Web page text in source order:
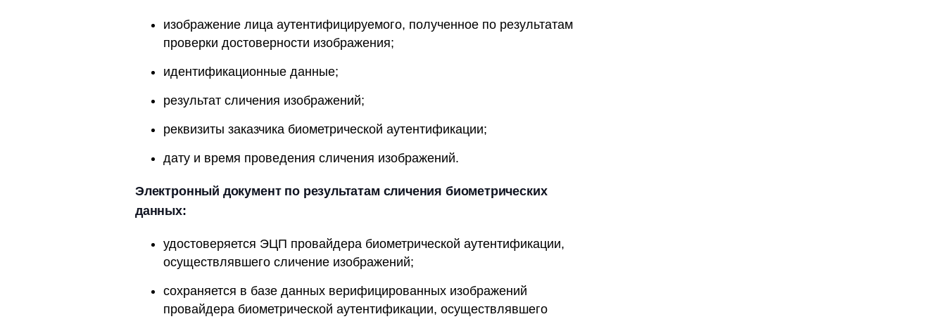
изображение лица аутентифицируемого, полученное по результатам
проверки достоверности изображения;
идентификационные данные;
результат сличения изображений;
реквизиты заказчика биометрической аутентификации;
дату и время проведения сличения изображений.
Электронный документ по результатам сличения биометрических
данных:
удостоверяется ЭЦП провайдера биометрической аутентификации,
осуществлявшего сличение изображений;
сохраняется в базе данных верифицированных изображений
провайдера биометрической аутентификации, осуществлявшего